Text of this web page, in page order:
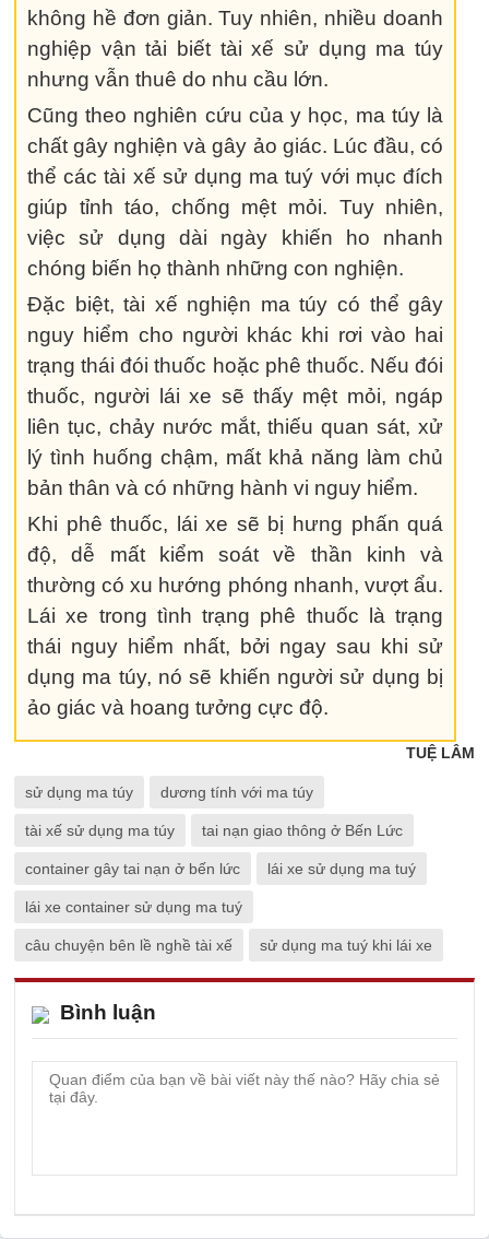
không hề đơn giản. Tuy nhiên, nhiều doanh
nghiệp vận tải biết tài xế sử dụng ma túy
nhưng vẫn thuê do nhu cầu lớn.
Cũng theo nghiên cứu của y học, ma túy là
chất gây nghiện và gây ảo giác. Lúc đầu, có
thể các tài xế sử dụng ma tuý với mục đích
giúp tỉnh táo, chống mệt mỏi. Tuy nhiên,
việc sử dụng dài ngày khiến ho nhanh
chóng biến họ thành những con nghiện.
Đặc biệt, tài xế nghiện ma túy có thể gây
nguy hiểm cho người khác khi rơi vào hai
trạng thái đói thuốc hoặc phê thuốc. Nếu đói
thuốc, người lái xe sẽ thấy mệt mỏi, ngáp
liên tục, chảy nước mắt, thiếu quan sát, xử
lý tình huống chậm, mất khả năng làm chủ
bản thân và có những hành vi nguy hiểm.
Khi phê thuốc, lái xe sẽ bị hưng phấn quá
độ, dễ mất kiểm soát về thần kinh và
thường có xu hướng phóng nhanh, vượt ẩu.
Lái xe trong tình trạng phê thuốc là trạng
thái nguy hiểm nhất, bởi ngay sau khi sử
dụng ma túy, nó sẽ khiến người sử dụng bị
ảo giác và hoang tưởng cực độ.
TUỆ LÂM
sử dụng ma túy dương tính với ma túy
tài xế sử dụng ma túy tai nạn giao thông ở Bến Lức
container gây tai nạn ở bến lức lái xe sử dụng ma tuý
lái xe container sử dụng ma tuý
câu chuyện bên lề nghề tài xế sử dụng ma tuý khi lái xe
Bình luận